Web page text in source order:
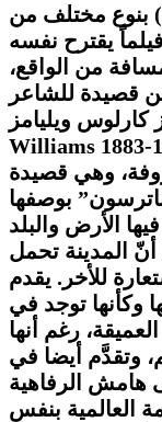
يسافر بنا فيلم “باترسون” (2016) بنوع مختلف من
يقترح نفسه
من الواقع،
قصيدة للشاعر
Williams 1883-
وهي قصيدة
بوصفها
الأرض والبلد
المدينة تحمل
للأخر. يقدم
وكأنها توجد في
رغم أنها
وتقدَّم أيضا في
هامش الرفاهية
العالمية بنفس